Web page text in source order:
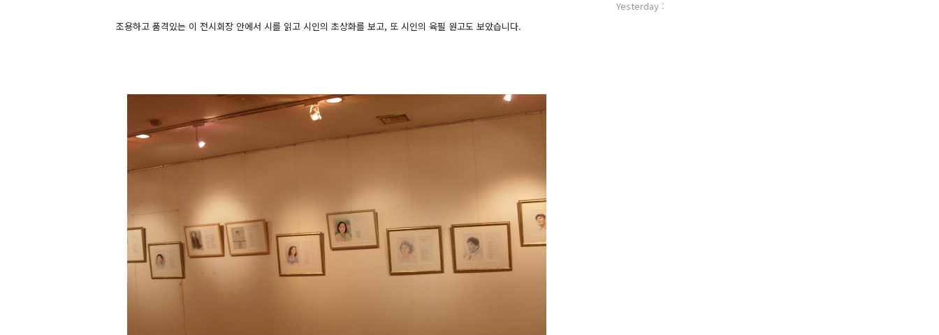
조용하고 품격있는 이 전시회장 안에서 시를 읽고 시인의 초상화를 보고, 또 시인의 육필 원고도 보았습니다.
자
Yesterday :